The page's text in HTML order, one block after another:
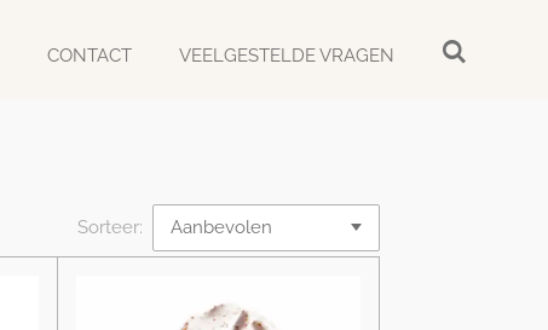
CONTACT VEELGESTELDE VRAGEN
Sorteer: